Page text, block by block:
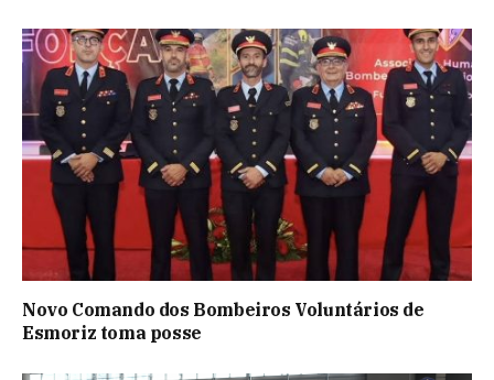
Novo Comando dos Bombeiros Voluntários de
Esmoriz toma posse